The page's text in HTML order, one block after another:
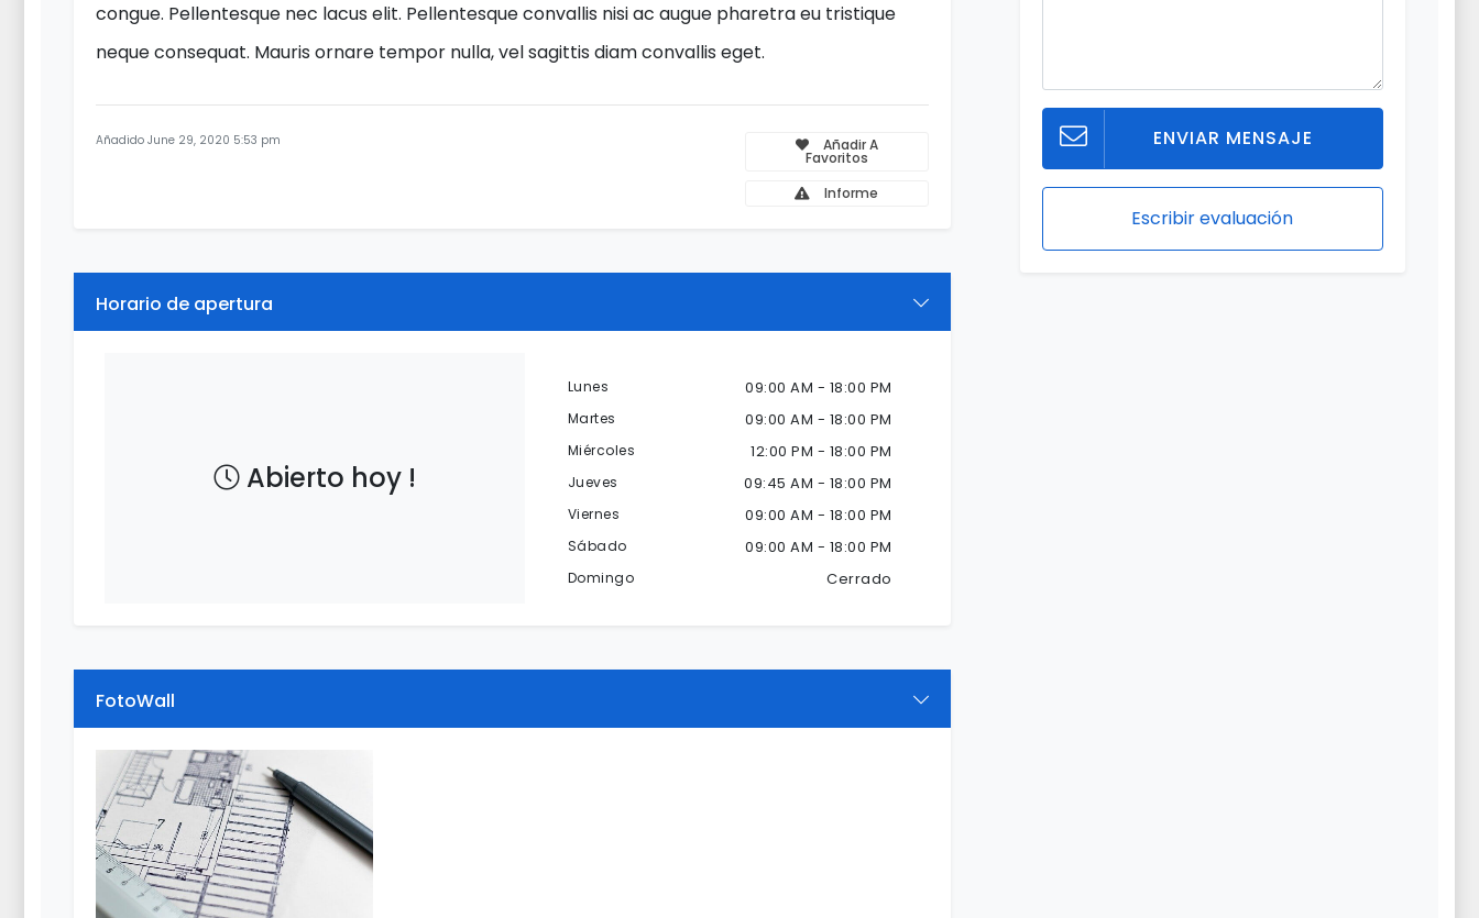
congue. Pellentesque nec lacus elit. Pellentesque convallis nisi ac augue pharetra eu tristique
neque consequat. Mauris ornare tempor nulla, vel sagittis diam convallis eget.
Añadido June 29, 2020 5:53 pm Añadir A
Favoritos
Informe
Horario de apertura
Abierto hoy !
Lunes 09:00 AM - 18:00 PM
Martes 09:00 AM - 18:00 PM
Miércoles 12:00 PM - 18:00 PM
Jueves 09:45 AM - 18:00 PM
Viernes 09:00 AM - 18:00 PM
Sábado 09:00 AM - 18:00 PM
Domingo Cerrado
FotoWall
ENVIAR MENSAJE
Escribir evaluación